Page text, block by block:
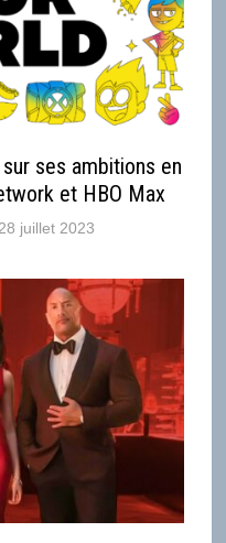
ses ambitions en
et HBO Max
28 juillet 2023